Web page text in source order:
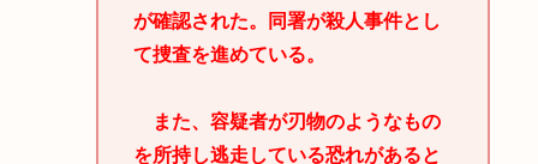
が確認された。同署が殺人事件とし
て捜査を進めている。
また、容疑者が刃物のようなもの
を所持し逃走している恐れがあると